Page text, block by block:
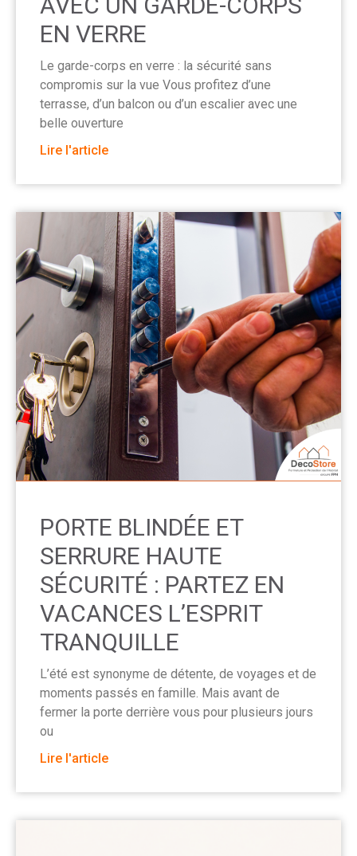
EN VERRE
Le garde-corps en verre : la sécurité sans
compromis sur la vue Vous profitez d’une
terrasse, d’un balcon ou d’un escalier avec une
belle ouverture
Lire l'article
PORTE BLINDÉE ET
SERRURE HAUTE
SÉCURITÉ : PARTEZ EN
VACANCES L’ESPRIT
TRANQUILLE
L’été est synonyme de détente, de voyages et de
moments passés en famille. Mais avant de
fermer la porte derrière vous pour plusieurs jours
ou
Lire l'article